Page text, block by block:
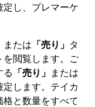
定し、プレマーケ
または 「売り」 タ
を閲覧します。ご
る 「売り」 または
します。テイカ
と数量をすべて